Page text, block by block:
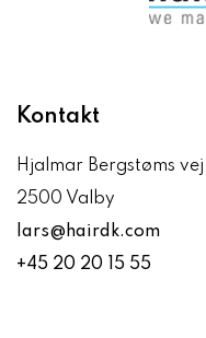
Kontakt
Hjalmar Bergstøms vej 1
2500 Valby
lars@hairdk.com
+45 20 20 15 55